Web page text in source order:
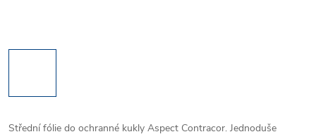
Střední fólie do ochranné kukly Aspect Contracor. Jednoduše